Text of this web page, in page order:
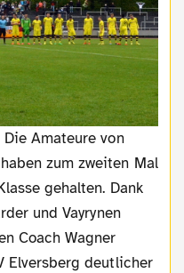
Amateure von
zum zweiten Mal
gehalten. Dank
und Vayrynen
Coach Wagner
Elversberg deutlicher